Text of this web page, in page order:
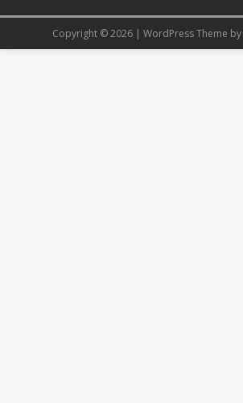
Copyright © 2026 | WordPress Theme by